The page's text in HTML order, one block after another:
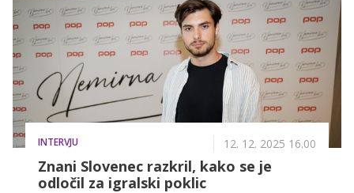
INTERVJU 12. 12. 2025 16.00
Znani Slovenec razkril, kako se je
odločil za igralski poklic